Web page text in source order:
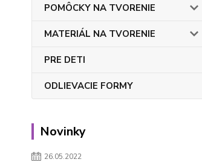
POMÔCKY NA TVORENIE
MATERIÁL NA TVORENIE
PRE DETI
ODLIEVACIE FORMY
Novinky
26.05.2022